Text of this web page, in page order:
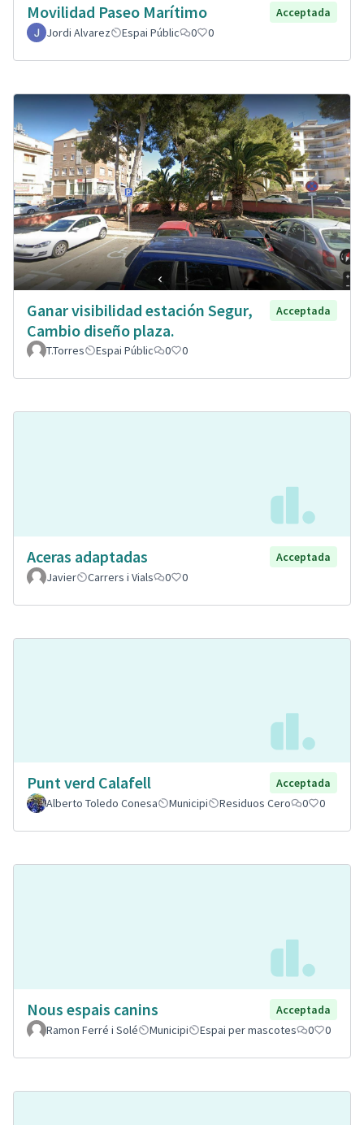
Movilidad Paseo Marítimo
Acceptada
Jordi Alvarez
Espai Públic 0 0
Ganar visibilidad estación Segur,
Cambio diseño plaza.
Acceptada
T.Torres Espai Públic 0 0
Aceras adaptadas
Acceptada
Javier
Carrers i Vials 0 0
Punt verd Calafell
Acceptada
Alberto Toledo Conesa
Municipi Residuos Cero 0 0
Nous espais canins
Acceptada
Ramon Ferré i Solé
Municipi Espai per mascotes 0 0